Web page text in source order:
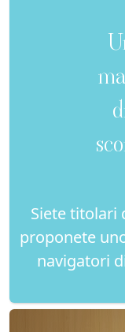
Siete titolari
proponete
navigatori